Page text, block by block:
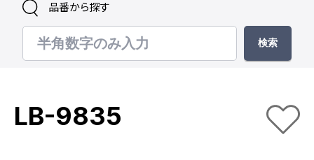
ログイン・新規会員登録
お気に入り
品番から探す
LB-9835